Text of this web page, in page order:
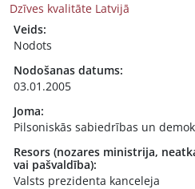
Dzīves kvalitāte Latvijā
Veids:
Nodots
Nodošanas datums:
03.01.2005
Joma:
Pilsoniskās sabiedrības un
Resors (nozares ministrija,
vai pašvaldība):
Valsts prezidenta kanceleja